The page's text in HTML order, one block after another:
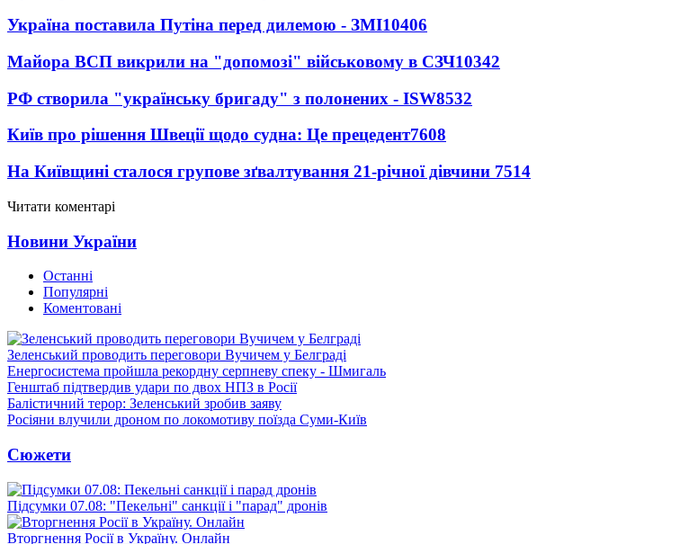
Україна поставила Путіна перед дилемою - ЗМІ10406
Майора ВСП викрили на "допомозі" військовому в СЗЧ10342
РФ створила "українську бригаду" з полонених - ISW8532
Київ про рішення Швеції щодо судна: Це прецедент7608
На Київщині сталося групове зґвалтування 21-річної дівчини 7514
Читати коментарі
Новини України
Останні
Популярні
Коментовані
Зеленський проводить переговори Вучичем у Белграді
Енергосистема пройшла рекордну серпневу спеку - Шмигаль
Генштаб підтвердив удари по двох НПЗ в Росії
Балістичний терор: Зеленський зробив заяву
Росіяни влучили дроном по локомотиву поїзда Суми-Київ
Сюжети
Підсумки 07.08: "Пекельні" санкції і "парад" дронів
Вторгнення Росії в Україну. Онлайн